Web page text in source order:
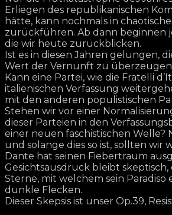
Erliegen des republikanischen
hätte, kann nochmals in
zurückführen. Ab dann beginnen
die wir heute zurückblicken.
Ist es in diesen Jahren gelungen,
Wert der Vernunft zu
Kann eine Partei, wie die Fratelli
italienischen Verfassung
mit den anderen populistischen
Stehen wir vor einer
dieser Parteien in den
einer neuen faschistischen Welle?
und solange dies so ist, sollten wir
Dante hat seinen Fiebertraum
Gesichtsausdruck bleibt skeptisch,
Sterne, mit welchem sein Paradiso
dunkle Flecken.
Dieser Skepsis ist unser Op.39,